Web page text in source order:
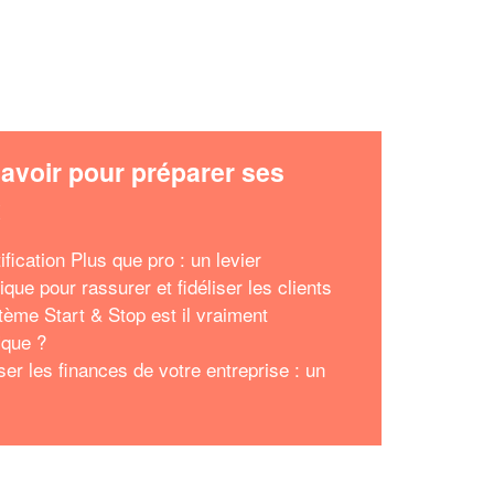
pour préparer ses
Plus que pro : un levier
pour rassurer et fidéliser les clients
Start & Stop est il vraiment
?
les finances de votre entreprise : un